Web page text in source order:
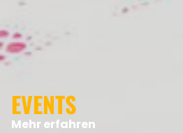
EVENTS
Mehr erfahren